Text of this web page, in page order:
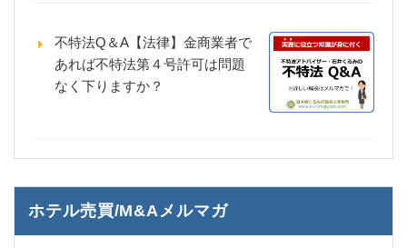
不特法Q＆A【法律】金商業者で
あれば不特法第４号許可は問題
なく下りますか？
ホテル売買/M&Aメルマガ